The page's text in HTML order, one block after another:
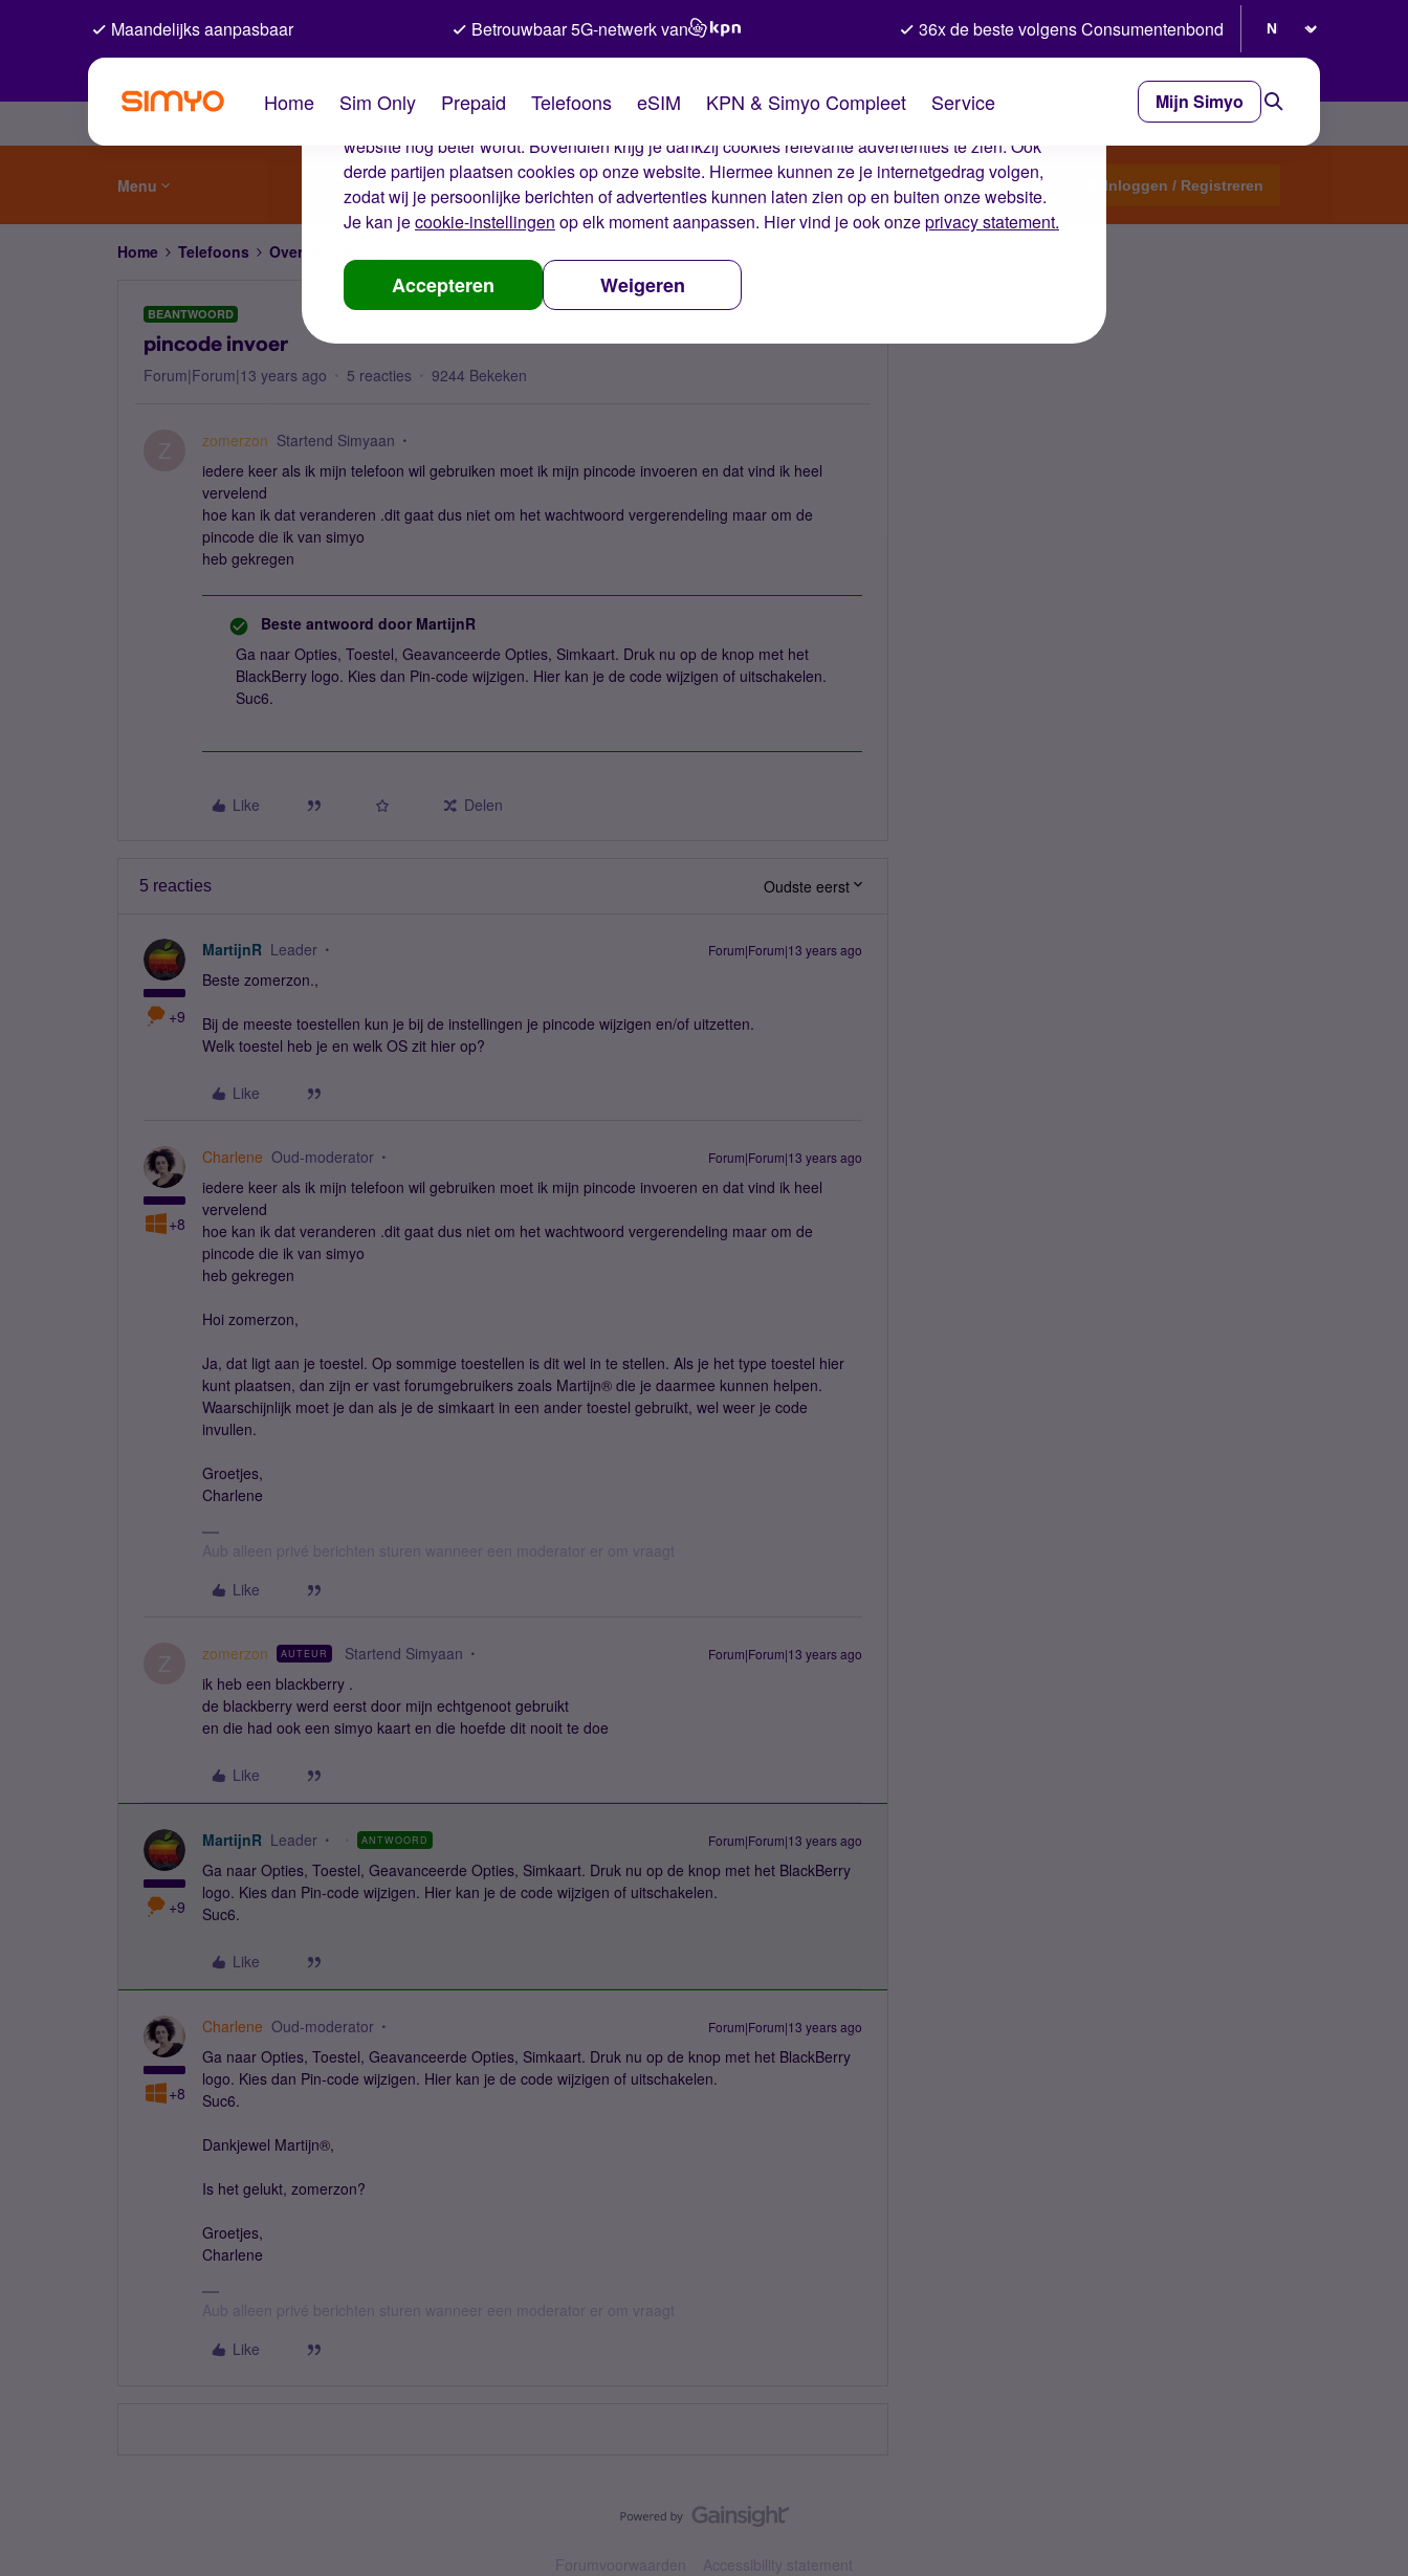
De cookies van Simyo
Wij gebruiken cookies op onze website. Met deze cookies zorgen wij ervoor dat je ervaring op de
website nog beter wordt. Bovendien krijg je dankzij cookies relevante advertenties te zien. Ook
derde partijen plaatsen cookies op onze website. Hiermee kunnen ze je internetgedrag volgen,
zodat wij je persoonlijke berichten of advertenties kunnen laten zien op en buiten onze website.
Je kan jecookie-instellingen op elk moment aanpassen. Hier vind je ook onzeprivacy statement.
Accepteren Weigeren
Maandelijks aanpasbaar Betrouwbaar 5G-netwerk van 36x de beste volgens Consumentenbond
Home Sim Only Prepaid Telefoons eSIM KPN & Simyo Compleet Service Mijn Simyo
Menu Start een topic Inloggen / Registreren
Home Telefoons Overige telefoons
BEANTWOORD
pincode invoer
Forum|Forum|13 years ago 5 reacties 9244 Bekeken
zomerzon Startend Simyaan
iedere keer als ik mijn telefoon wil gebruiken moet ik mijn pincode invoeren en dat vind ik heel
vervelend
hoe kan ik dat veranderen .dit gaat dus niet om het wachtwoord vergerendeling maar om de
pincode die ik van simyo
heb gekregen
Beste antwoord door MartijnR
Ga naar Opties, Toestel, Geavanceerde Opties, Simkaart. Druk nu op de knop met het
BlackBerry logo. Kies dan Pin-code wijzigen. Hier kan je de code wijzigen of uitschakelen.
Suc6.
Like Delen
5 reacties Oudste eerst
+9
MartijnR Leader Forum|Forum|13 years ago
Beste zomerzon.,
Bij de meeste toestellen kun je bij de instellingen je pincode wijzigen en/of uitzetten.
Welk toestel heb je en welk OS zit hier op?
Like
+8
Charlene Oud-moderator Forum|Forum|13 years ago
iedere keer als ik mijn telefoon wil gebruiken moet ik mijn pincode invoeren en dat vind ik heel
vervelend
hoe kan ik dat veranderen .dit gaat dus niet om het wachtwoord vergerendeling maar om de
pincode die ik van simyo
heb gekregen
Hoi zomerzon,
Ja, dat ligt aan je toestel. Op sommige toestellen is dit wel in te stellen. Als je het type toestel hier
kunt plaatsen, dan zijn er vast forumgebruikers zoals Martijn® die je daarmee kunnen helpen.
Waarschijnlijk moet je dan als je de simkaart in een ander toestel gebruikt, wel weer je code
invullen.
Groetjes,
Charlene
Aub alleen privé berichten sturen wanneer een moderator er om vraagt
Like
zomerzon AUTEUR Startend Simyaan Forum|Forum|13 years ago
ik heb een blackberry .
de blackberry werd eerst door mijn echtgenoot gebruikt
en die had ook een simyo kaart en die hoefde dit nooit te doe
Like
+9
MartijnR Leader ANTWOORD Forum|Forum|13 years ago
Ga naar Opties, Toestel, Geavanceerde Opties, Simkaart. Druk nu op de knop met het BlackBerry
logo. Kies dan Pin-code wijzigen. Hier kan je de code wijzigen of uitschakelen.
Suc6.
Like
+8
Charlene Oud-moderator Forum|Forum|13 years ago
Ga naar Opties, Toestel, Geavanceerde Opties, Simkaart. Druk nu op de knop met het BlackBerry
logo. Kies dan Pin-code wijzigen. Hier kan je de code wijzigen of uitschakelen.
Suc6.
Dankjewel Martijn®,
Is het gelukt, zomerzon?
Groetjes,
Charlene
Aub alleen privé berichten sturen wanneer een moderator er om vraagt
Like
Forumvoorwaarden Accessibility statement